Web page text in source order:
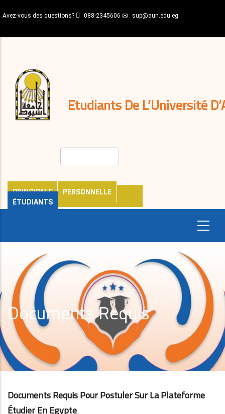
au
principal
Avez-vous des questions? 088-2345606 sup@aun.edu.eg
Etudiants De L’Université
PRINCIPALE
PERSONNELLE
ÉTUDIANTS
décisions
Expatriés
Journal
Documents Requis
Documents Requis Pour Postuler Sur La Plateforme
Étudier En Egypte